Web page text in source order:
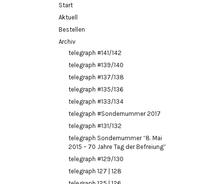
Start
Aktuell
Bestellen
Archiv
telegraph #141/142
telegraph #139/140
telegraph #137/138
telegraph #135/136
telegraph #133/134
telegraph #Sondernummer 2017
telegraph #131/132
telegraph Sondernummer “8. Mai
2015 – 70 Jahre Tag der Befreiung”
telegraph #129/130
telegraph 127 | 128